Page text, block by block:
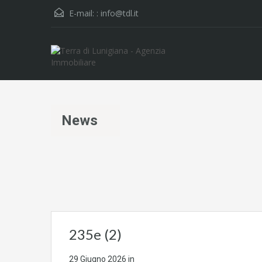
E-mail: : info@tdl.it
News
235e (2)
29 Giugno 2026 in